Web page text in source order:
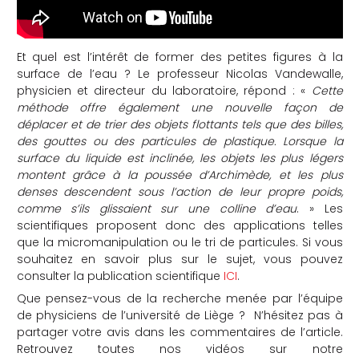
Et quel est l’intérêt de former des petites figures à la
surface de l’eau ? Le professeur Nicolas Vandewalle,
physicien et directeur du laboratoire, répond : « Cette
méthode offre également une nouvelle façon de
déplacer et de trier des objets flottants tels que des billes,
des gouttes ou des particules de plastique. Lorsque la
surface du liquide est inclinée, les objets les plus légers
montent grâce à la poussée d’Archimède, et les plus
denses descendent sous l’action de leur propre poids,
comme s’ils glissaient sur une colline d’eau. » Les
scientifiques proposent donc des applications telles
que la micromanipulation ou le tri de particules. Si vous
souhaitez en savoir plus sur le sujet, vous pouvez
consulter la publication scientifique ICI.
Que pensez-vous de la recherche menée par l’équipe
de physiciens de l’université de Liège ? N’hésitez pas à
partager votre avis dans les commentaires de l’article.
Retrouvez toutes nos vidéos sur notre